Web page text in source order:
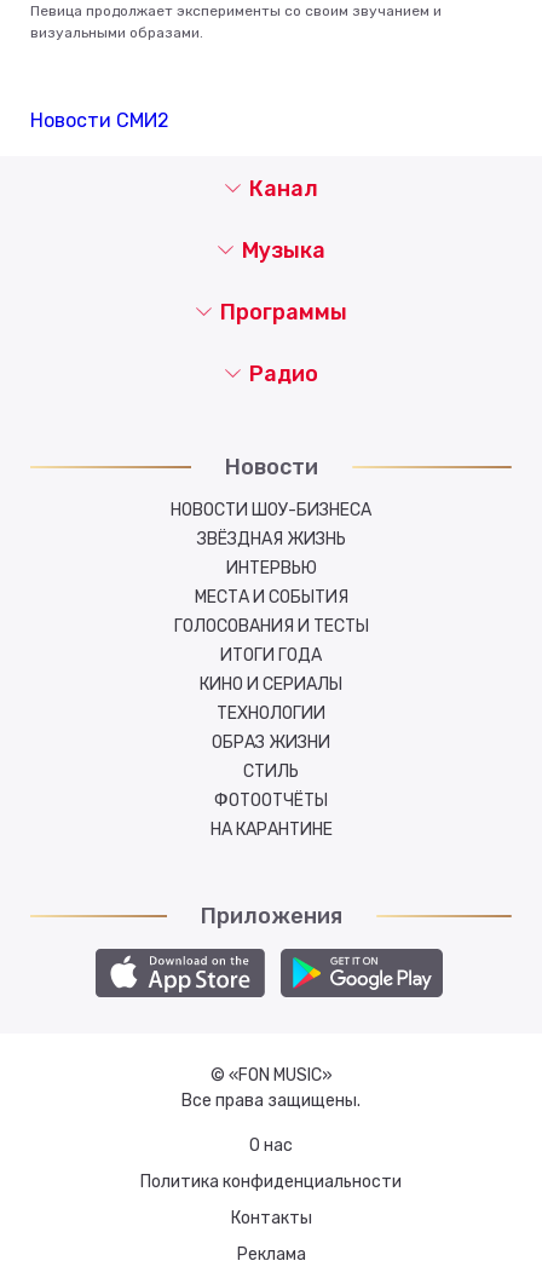
Певица продолжает эксперименты со своим звучанием и
визуальными образами.
Новости СМИ2
Канал
Музыка
Новости
НОВОСТИ ШОУ-БИЗНЕСА
ЗВЁЗДНАЯ ЖИЗНЬ
ИНТЕРВЬЮ
МЕСТА И СОБЫТИЯ
ГОЛОСОВАНИЯ И ТЕСТЫ
ИТОГИ ГОДА
КИНО И СЕРИАЛЫ
ТЕХНОЛОГИИ
ОБРАЗ ЖИЗНИ
СТИЛЬ
ФОТООТЧЁТЫ
НА КАРАНТИНЕ
Программы
Радио
Приложения
© «FON MUSIC»
Все права защищены.
О нас
Политика конфиденциальности
Контакты
Реклама